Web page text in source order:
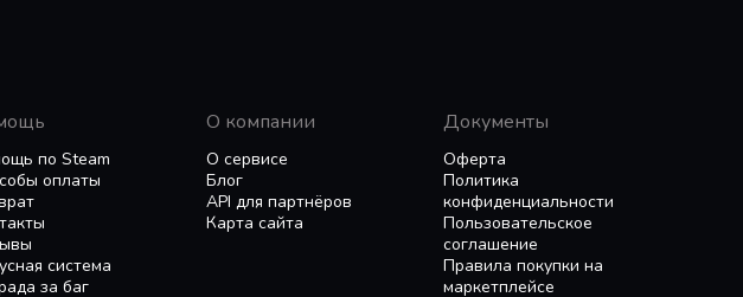
по Steam
оплаты
система
за баг
О компании
О сервисе
Блог
API для партнёров
Карта сайта
Документы
Оферта
Политика
конфиденциальности
Пользовательское
соглашение
Правила покупки на
маркетплейсе